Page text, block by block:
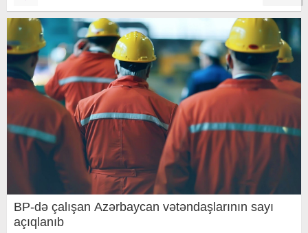
BP-də çalışan Azərbaycan vətəndaşlarının sayı
açıqlanıb